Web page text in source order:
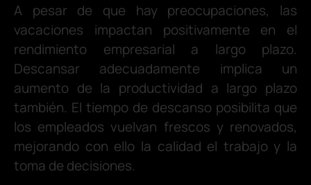
A pesar de que hay preocupaciones, las
vacaciones impactan positivamente en el
rendimiento empresarial a largo plazo.
Descansar adecuadamente implica un
aumento de la productividad a largo plazo
también. El tiempo de descanso posibilita que
los empleados vuelvan frescos y renovados,
mejorando con ello la calidad el trabajo y la
toma de decisiones.